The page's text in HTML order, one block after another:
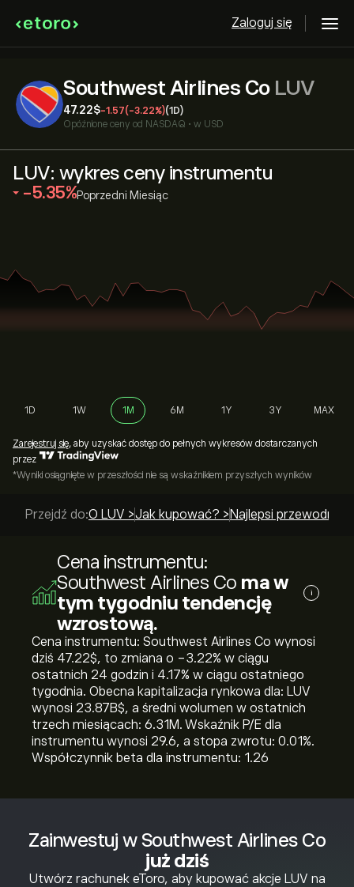
Zaloguj się
Southwest Airlines Co LUV
47.22‎$‎-1.57(-3.22%)(1D)
Opóźnione ceny od NASDAQ • w USD
Zainwestuj w Southwest Airlines Co
już dziś
Utwórz rachunek eToro, aby kupować akcje LUV na
LUV: wykres ceny instrumentu
‎-5.35‎ Poprzedni Miesiąc
1D 1W 1M 6M 1Y 3Y MAX
Zarejestruj się, aby uzyskać dostęp do pełnych wykresów dostarczanych
przez
*Wyniki osiągnięte w przeszłości nie są wskaźnikiem przyszłych wyników
Przejdź do:O LUV >Jak kupować? > Najlepsi przewodnicy
Cena instrumentu:
Southwest Airlines Co ma w
tym tygodniu tendencję
wzrostową.
i
Cena instrumentu: Southwest Airlines Co wynosi
dziś 47.22‎$‎, to zmiana o ‎-3.22‎% w ciągu
ostatnich 24 godzin i ‎4.17‎% w ciągu ostatniego
tygodnia. Obecna kapitalizacja rynkowa dla: LUV
wynosi 23.87B‎$‎, a średni wolumen w ostatnich
trzech miesiącach: 6.31M. Wskaźnik P/E dla
instrumentu wynosi 29.6, a stopa zwrotu: 0.01%.
Współczynnik beta dla instrumentu: 1.26